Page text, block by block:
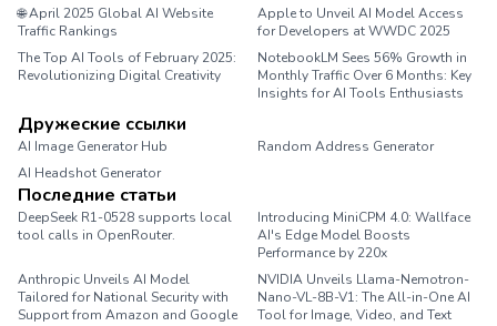
🌐 April 2025 Global AI Website
Traffic Rankings
Apple to Unveil AI Model Access
for Developers at WWDC 2025
The Top AI Tools of February 2025:
Revolutionizing Digital Creativity
NotebookLM Sees 56% Growth in
Monthly Traffic Over 6 Months: Key
Insights for AI Tools Enthusiasts
Дружеские ссылки
AI Image Generator Hub
Random Address Generator
AI Headshot Generator
Последние статьи
DeepSeek R1-0528 supports local
tool calls in OpenRouter.
Introducing MiniCPM 4.0: Wallface
AI's Edge Model Boosts
Performance by 220x
Anthropic Unveils AI Model
Tailored for National Security with
Support from Amazon and Google
NVIDIA Unveils Llama-Nemotron-
Nano-VL-8B-V1: The All-in-One AI
Tool for Image, Video, and Text